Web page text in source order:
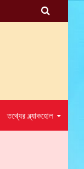

তথ্যের ব্ল্যাকহোল